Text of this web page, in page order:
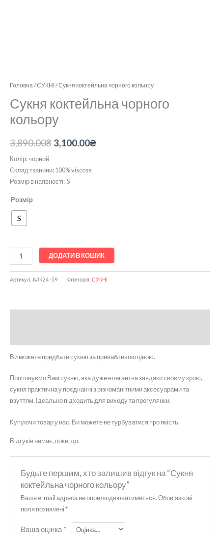
Головна /СУКНІ/ Сукня коктейльна чорного кольору
Сукня коктейльна чорного
кольору
3,890.00₴ 3,100.00₴
Колір: чорний
Склад тканини: 100% viscose
Розмір в наявності: S
Розмір
S
ДОДАТИ В КОШИК
Артикул: АЛК24-59 Категорія: СУКНІ
Ви можете придбати сукню за привабливою ціною.
Пропонуємо Вам сукню, яка дуже елегантна завдяки своєму крою,
сукня практична у поєднанні з різноманітними аксесуарами та
взуттям. Ідеально підходить для виходу та прогулянки.
Купуючи товар у нас, Ви можете не турбуватися про якість.
Відгуків немає, поки що.
Будьте першим, хто залишив відгук на “Сукня
коктейльна чорного кольору”
Ваша e-mail адреса не оприлюднюватиметься.Обов’язкові
поля позначені*
Ваша оцінка *